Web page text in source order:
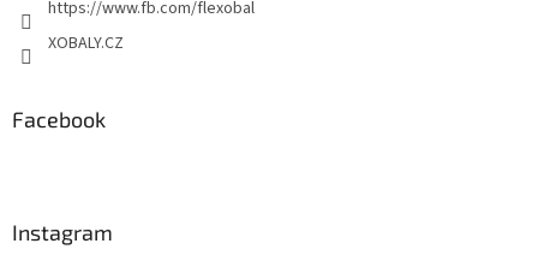
https://www.fb.com/flexobal
XOBALY.CZ
Facebook
Instagram